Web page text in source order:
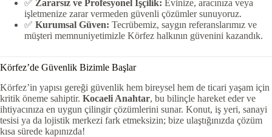
✅ Zararsız ve Profesyonel İşçilik: Evinize, aracınıza veya
işletmenize zarar vermeden güvenli çözümler sunuyoruz.
✅ Kurumsal Güven: Tecrübemiz, saygın referanslarımız ve
müşteri memnuniyetimizle Körfez halkının güvenini kazandık.
Körfez’de Güvenlik Bizimle Başlar
Körfez’in yapısı gereği güvenlik hem bireysel hem de ticari yaşam için
kritik öneme sahiptir. Kocaeli Anahtar, bu bilinçle hareket eder ve
ihtiyacınıza en uygun çilingir çözümlerini sunar. Konut, iş yeri, sanayi
tesisi ya da lojistik merkezi fark etmeksizin; bize ulaştığınızda çözüm
kısa sürede kapınızda!